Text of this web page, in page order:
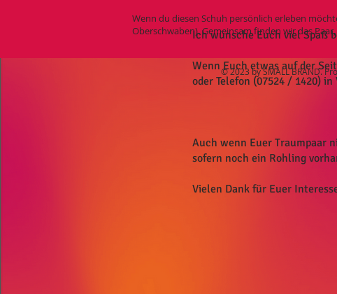
Wenn du diesen Schuh persönlich erleben
Oberschwaben). Gemeinsam finden wir das
© 2023 by SMALL BRAND.
Ich wünsche Euch viel Spaß
Wenn Euch etwas auf der
oder Telefon (07524 / 1420)
Auch wenn Euer Traumpaar
sofern noch ein Rohling
Vielen Dank für Euer